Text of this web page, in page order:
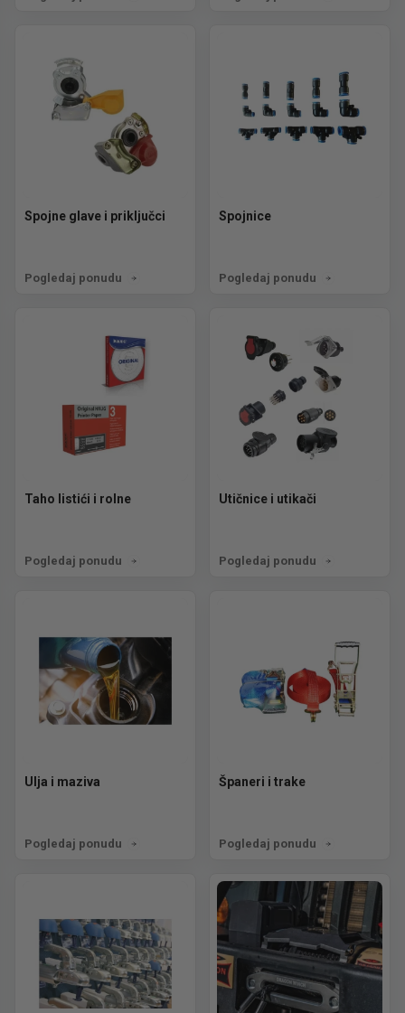
Spojne glave i priključci
Pogledaj ponudu
Spojnice
Pogledaj ponudu
Taho listići i rolne
Pogledaj ponudu
Utičnice i utikači
Pogledaj ponudu
Ulja i maziva
Pogledaj ponudu
Španeri i trake
Pogledaj ponudu